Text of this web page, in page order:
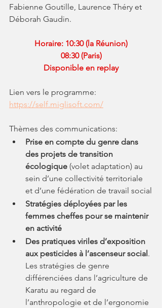
Fabienne Goutille, Laurence Théry et
Déborah Gaudin.
Horaire: 10:30 (la Réunion)
08:30 (Paris)
Disponible en replay
Lien vers le programme:
https://self.miglisoft.com/
Thèmes des communications:
Prise en compte du genre dans
des projets de transition
écologique (volet adaptation) au
sein d’une collectivité territoriale
et d’une fédération de travail social
Stratégies déployées par les
femmes cheffes pour se maintenir
en activité
Des pratiques viriles d’exposition
aux pesticides à l’ascenseur social.
Les stratégies de genre
différenciées dans l’agriculture de
Karatu au regard de
l’anthropologie et de l’ergonomie